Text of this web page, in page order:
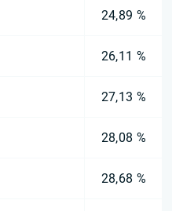
24,89 %
26,11 %
27,13 %
28,08 %
28,68 %